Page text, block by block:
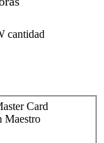
cantidad